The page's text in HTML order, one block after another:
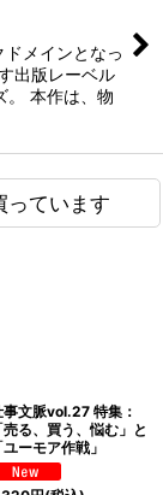
メインとなっ
出版レーベル
。 本作は、物
っています
事文脈vol.27 特集：
売る、買う、悩む」と
ユーモア作戦」